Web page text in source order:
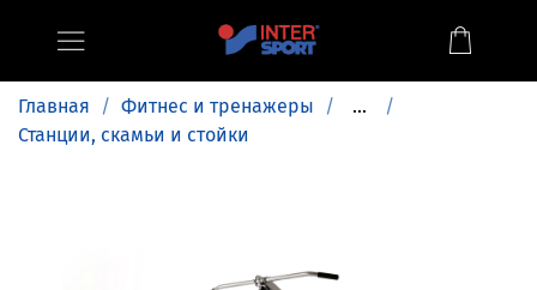
Главная Фитнес и тренажеры
...
Станции, скамьи и стойки